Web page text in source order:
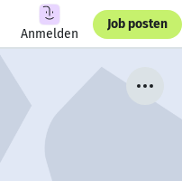
Anmelden
Job posten